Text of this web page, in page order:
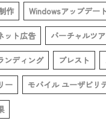
作 Windowsアップデート
ット広告 バーチャルツ
ンディング ブレスト
ー モバイル ユーザビリ